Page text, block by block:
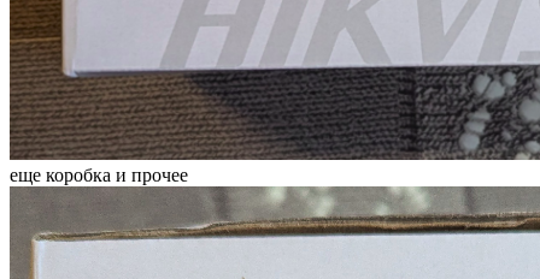
еще коробка и прочее